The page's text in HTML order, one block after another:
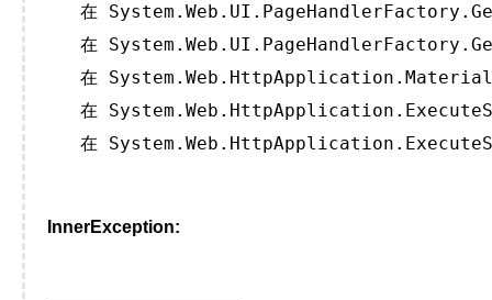
在
在
在
在
在
InnerException: